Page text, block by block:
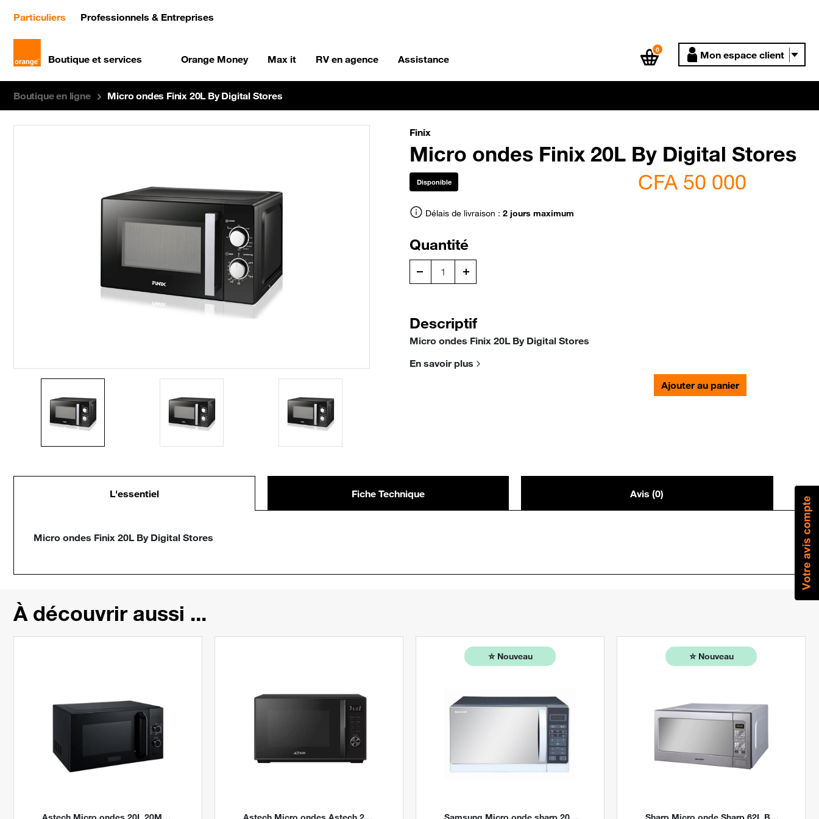
Particuliers (current)
Professionnels & Entreprises
Boutique et services Orange Money Max it RV en agence Assistance
0 Mon espace client
Boutique en ligne Micro ondes Finix 20L By Digital Stores
Finix
Micro ondes Finix 20L By Digital Stores
Disponible CFA 50 000
Délais de livraison : 2 jours maximum
Quantité
Descriptif
Micro ondes Finix 20L By Digital Stores
En savoir plus
Ajouter au panier
L'essentiel Fiche Technique Avis (0)
Micro ondes Finix 20L By Digital Stores
À découvrir aussi ...
⭐️ Nouveau ⭐️ Nouveau